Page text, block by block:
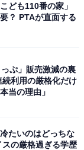
ども110番の家」
？ PTAが直面する
っぷ」販売激減の裏
続利用の厳格化だけ
当の理由」
冷たいのはどっちな
スの厳格過ぎる学歴